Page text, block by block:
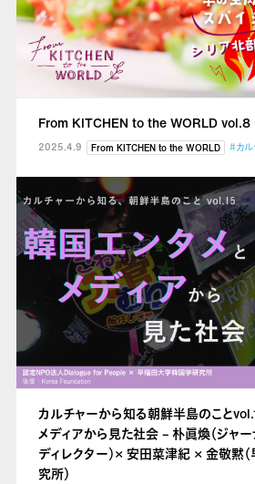
From KITCHEN to the WORLD vol.8
2025.4.9 From KITCHEN to the WORLD #カル
カルチャーから知る朝鮮半島のこと
メディアから見た社会 – 朴眞煥（ジャ
ディレクター）× 安田菜津紀 × 金敬黙
究所）